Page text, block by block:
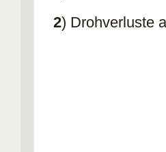
2) Drohverluste